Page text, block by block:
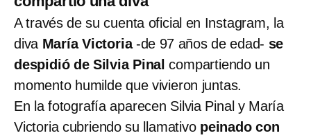
A través de su cuenta oficial en Instagram, la
diva María Victoria-de 97 años de edad- se
despidió de Silvia Pinal compartiendo un
momento humilde que vivieron juntas.
En la fotografía aparecen Silvia Pinal y María
Victoria cubriendo su llamativo peinado con